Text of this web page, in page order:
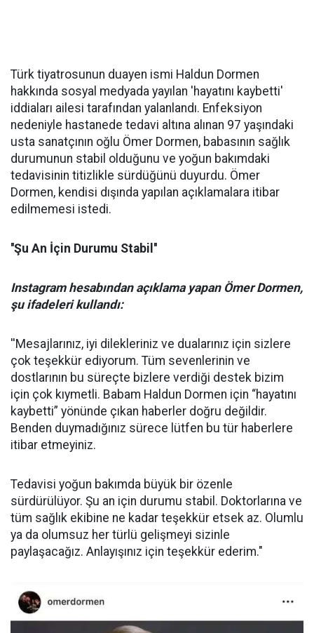
Türk tiyatrosunun duayen ismi Haldun Dormen
hakkında sosyal medyada yayılan 'hayatını kaybetti'
iddiaları ailesi tarafından yalanlandı. Enfeksiyon
nedeniyle hastanede tedavi altına alınan 97 yaşındaki
usta sanatçının oğlu Ömer Dormen, babasının sağlık
durumunun stabil olduğunu ve yoğun bakımdaki
tedavisinin titizlikle sürdüğünü duyurdu. Ömer
Dormen, kendisi dışında yapılan açıklamalara itibar
edilmemesi istedi.
''Şu An İçin Durumu Stabil''
Instagram hesabından açıklama yapan Ömer Dormen,
şu ifadeleri kullandı:
''Mesajlarınız, iyi dilekleriniz ve dualarınız için sizlere
çok teşekkür ediyorum. Tüm sevenlerinin ve
dostlarının bu süreçte bizlere verdiği destek bizim
için çok kıymetli. Babam Haldun Dormen için “hayatını
kaybetti” yönünde çıkan haberler doğru değildir.
Benden duymadığınız sürece lütfen bu tür haberlere
itibar etmeyiniz.
Tedavisi yoğun bakımda büyük bir özenle
sürdürülüyor. Şu an için durumu stabil. Doktorlarına ve
tüm sağlık ekibine ne kadar teşekkür etsek az. Olumlu
ya da olumsuz her türlü gelişmeyi sizinle
paylaşacağız. Anlayışınız için teşekkür ederim."